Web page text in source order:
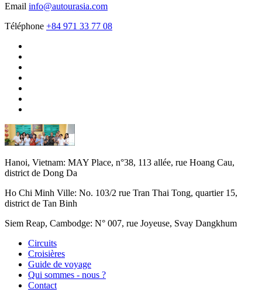
Email info@autourasia.com
Téléphone +84 971 33 77 08
Hanoi, Vietnam: MAY Place, n°38, 113 allée, rue Hoang Cau,
district de Dong Da
Ho Chi Minh Ville: No. 103/2 rue Tran Thai Tong, quartier 15,
district de Tan Binh
Siem Reap, Cambodge: N° 007, rue Joyeuse, Svay Dangkhum
Circuits
Croisières
Guide de voyage
Qui sommes - nous ?
Contact